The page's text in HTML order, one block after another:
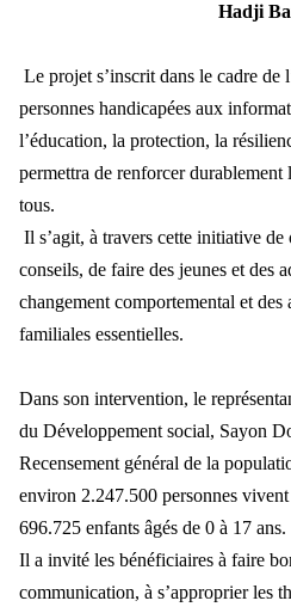
Hadji
Le projet s’inscrit dans le cadre de
personnes handicapées aux
l’éducation, la protection, la
permettra de renforcer durablement
tous.
Il s’agit, à travers cette initiative de
conseils, de faire des jeunes et des
changement comportemental et des
familiales essentielles.
Dans son intervention, le
du Développement social, Sayon
Recensement général de la
environ 2.247.500 personnes
696.725 enfants âgés de 0 à 17 ans.
Il a invité les bénéficiaires à faire
communication, à s’approprier les